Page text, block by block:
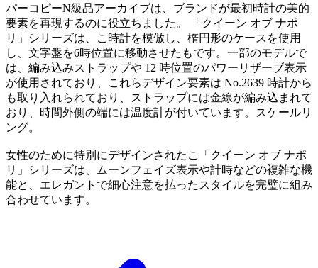
パーコピーN級品アーカイブは、ブランドが最初時計の美的
要素を再現するのに役立ちました。 「クイーン オブ ナポ
リ」シリーズは、こ時計を模倣し、楕円形のケースを使用
し、文字盤を6時位置に移動させたもです。一部のモデルで
は、編み込みストラップや 12 時位置のパワーリザーブ表示
が使用されており、これらデザイン要素は No.2639 時計から
も取り入れられており、ストラップには金線が編み込まれて
おり、時間外側の端には温度計が付いています。スケールリ
ング。
女性のために特別にデザインされたこ「クイーン オブ ナポ
リ」シリーズは、ムーンフェイズ表示や計時などの複雑な機
能と、エレガントで細心注意を払ったスタイルを完璧に組み
合わせています。